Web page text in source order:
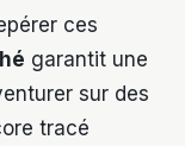
ces
garantit une
sur des
tracé